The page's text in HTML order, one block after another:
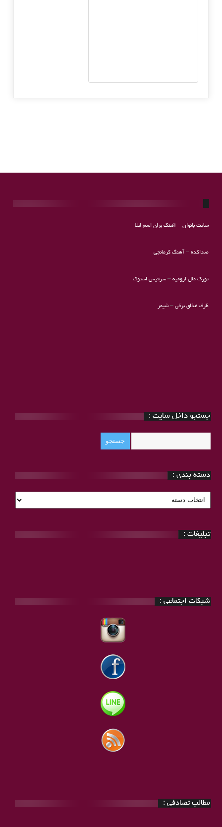
سایت بانوان– آهنگ برای اسم لیلا
صداکده– آهنگ کرمانجی
تورک مال ارومیه–سرفیس استوک
ظرف غذای برقی– شیمر
جستجو داخل سایت :
دسته بندی :
دسته
بندی
تبلیغات :
شبکات اجتماعی :
مطالب تصادفی :